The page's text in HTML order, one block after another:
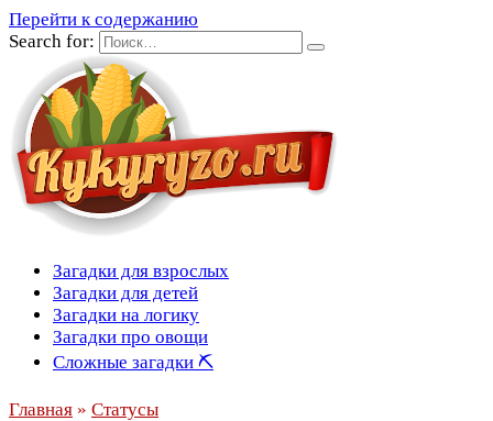
Перейти к содержанию
Search for:
Загадки для взрослых
Загадки для детей
Загадки на логику
Загадки про овощи
Сложные загадки ⛏
Главная » Статусы